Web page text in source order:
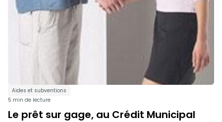
Aides et subventions
5 min de lecture
Le prêt sur gage, au Crédit Municipal